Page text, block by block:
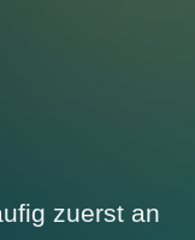
zuerst an